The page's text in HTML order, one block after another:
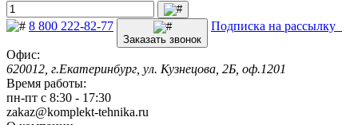
8 800 222-82-77
Заказать звонок
Подписка на рассылку
Офис:
620012, г.Екатеринбург, ул. Кузнецова, 2Б, оф.1201
Время работы:
пн-пт с 8:30 - 17:30
zakaz@komplekt-tehnika.ru